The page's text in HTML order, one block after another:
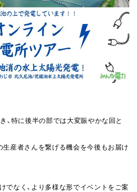
、特に後半の部では大変賑やかな回と
生産者さんを繋げる機会を今後もお届け
でなく、より多様な形でイベントをご案